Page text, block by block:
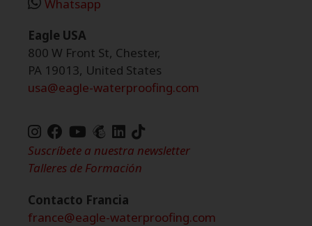
Whatsapp
Eagle USA
800 W Front St, Chester,
PA 19013, United States
usa@eagle-waterproofing.com
de
Suscríbete a nuestra newsletter
Talleres de Formación
Contacto Francia
france@eagle-waterproofing.com